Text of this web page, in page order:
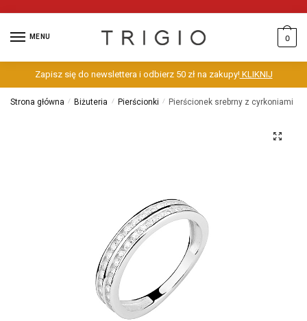
MENU 0
Zapisz się do newslettera i odbierz 50 zł na zakupy!KLIKNIJ
Strona główna / Biżuteria / Pierścionki / Pierścionek srebrny z cyrkoniami